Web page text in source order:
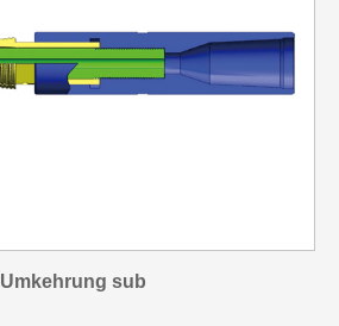
Umkehrung sub